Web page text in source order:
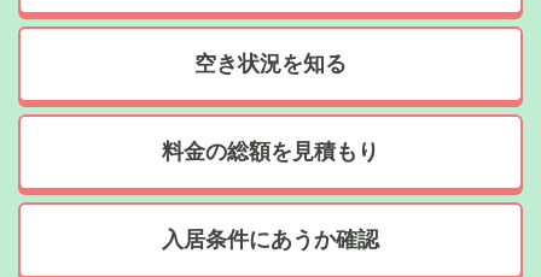
空き状況を知る
料金の総額を見積もり
入居条件にあうか確認